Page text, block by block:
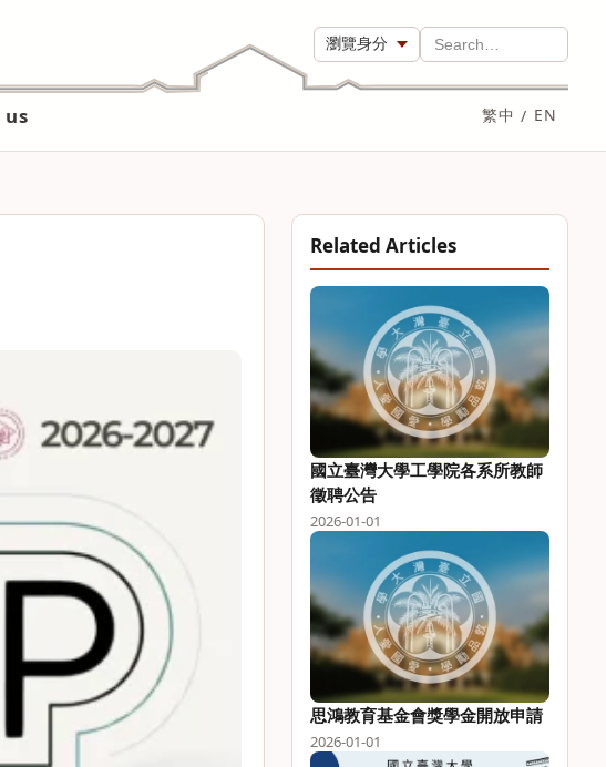
瀏覽身分
Search…
us 繁中 / EN
Related Articles
國立臺灣大學工學院各系所教師
徵聘公告
2026-01-01
思鴻教育基金會獎學金開放申請
2026-01-01